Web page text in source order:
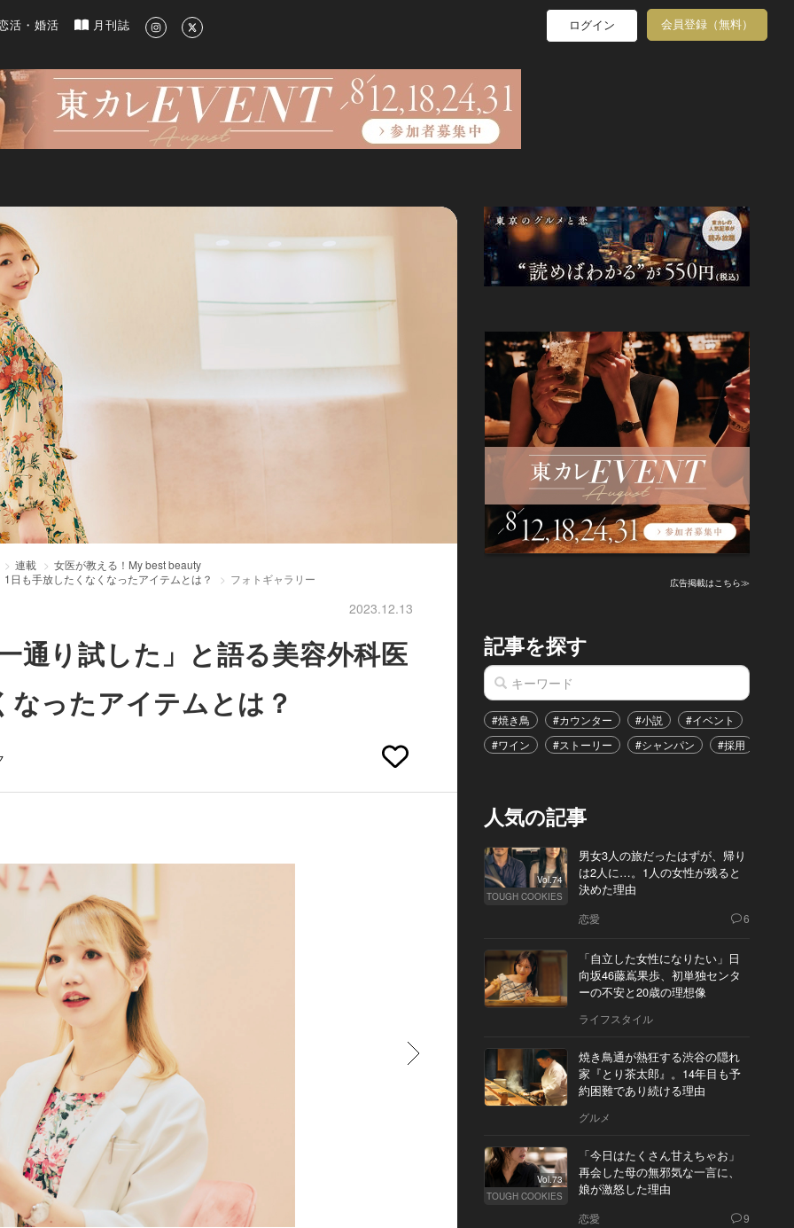
ルメ、洗練されたライフスタイル情報
活・婚活 月刊誌 ログイン 会員登録（無料）
連載
女医が教える！My best beauty
日も手放したくなくなったアイテムとは？
フォトギャラリー
2023.12.13
通り試した」と語る美容外科医
ったアイテムとは？
広告掲載はこちら≫
記事を探す
#焼き鳥 #カウンター #小説 #イベント
#ワイン
#ストーリー #シャンパン #採用
人気の記事
Vol.74
TOUGH COOKIES
男女3人の旅だったはずが、帰り
は2人に…。1人の女性が残ると
決めた理由
恋愛 6
「自立した女性になりたい」日
向坂46藤嶌果歩、初単独センタ
ーの不安と20歳の理想像
ライフスタイル
焼き鳥通が熱狂する渋谷の隠れ
家『とり茶太郎』。14年目も予
約困難であり続ける理由
グルメ
Vol.73
TOUGH COOKIES
「今日はたくさん甘えちゃお」
再会した母の無邪気な一言に、
娘が激怒した理由
恋愛 9